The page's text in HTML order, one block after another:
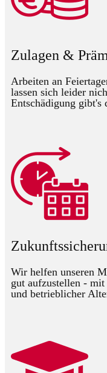
Zulagen &
Arbeiten an
lassen sich leider
Entschädigung gibt's
Wir helfen unseren
gut aufzustellen -
und betrieblicher